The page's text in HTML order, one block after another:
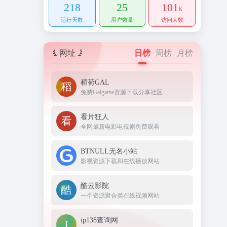
218
运行天数
25
用户数量
101K
访问人数
网址 日榜 周榜 月榜
稻荷GAL
免费Galgame资源下载分享社区
看片狂人
全网最新电影电视剧免费观看
BTNULL无名小站
影视资源下载和在线播放网站
酷云影院
一个资源聚合类在线视频网站
ip138查询网